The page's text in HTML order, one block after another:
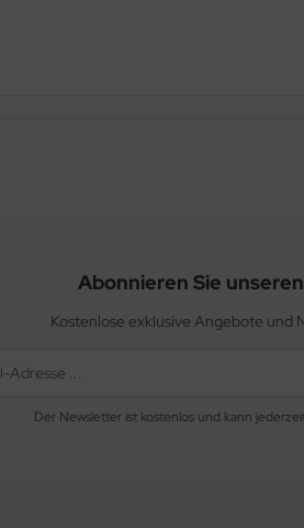
Abonnieren Sie
Kostenlose exklusive Angebote und
Der Newsletter ist kostenlos und kann